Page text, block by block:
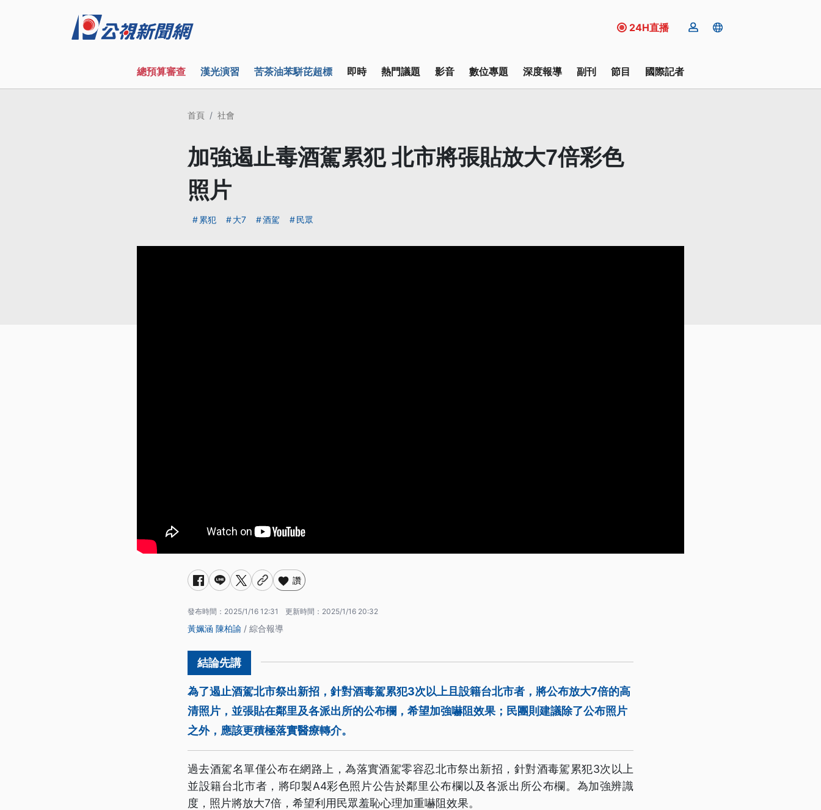
24H直播
總預算審查 漢光演習 苦茶油苯駢芘超標 即時 熱門議題 影音 數位專題 深度報導 副刊 節目 國際記者
首頁 社會
加強遏止毒酒駕累犯 北市將張貼放大7倍彩色
照片
累犯 大7 酒駕 民眾
讚
發布時間： 2025/1/16 12:31 更新時間： 2025/1/16 20:32
黃姵涵 陳柏諭 / 綜合報導
為了遏止酒駕北市祭出新招，針對酒毒駕累犯3次以上且設籍台北市者，將公布放大7倍的高
清照片，並張貼在鄰里及各派出所的公布欄，希望加強嚇阻效果；民團則建議除了公布照片
之外，應該更積極落實醫療轉介。
過去酒駕名單僅公布在網路上，為落實酒駕零容忍北市祭出新招，針對酒毒駕累犯3次以上
並設籍台北市者，將印製A4彩色照片公告於鄰里公布欄以及各派出所公布欄。為加強辨識
度，照片將放大7倍，希望利用民眾羞恥心理加重嚇阻效果。